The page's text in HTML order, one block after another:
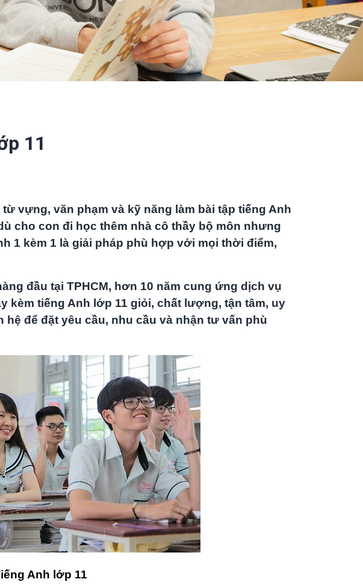
11
vựng, văn phạm và kỹ năng làm bài tập tiếng Anh
cho con đi học thêm nhà cô thầy bộ môn nhưng
1 kèm 1 là giải pháp phù hợp với mọi thời điểm,
đầu tại TPHCM, hơn 10 năm cung ứng dịch vụ
kèm tiếng Anh lớp 11 giỏi, chất lượng, tận tâm, uy
để đặt yêu cầu, nhu cầu và nhận tư vấn phù
Anh lớp 11